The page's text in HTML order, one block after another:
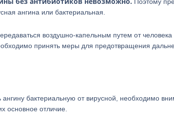
ангина или бактериальная.
воздушно-капельным путем от человека
принять меры для предотвращения
ангину бактериальную от вирусной, необходимо
основное отличие.